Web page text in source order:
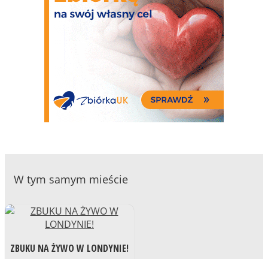
W tym samym mieście
ZBUKU NA ŻYWO W LONDYNIE!